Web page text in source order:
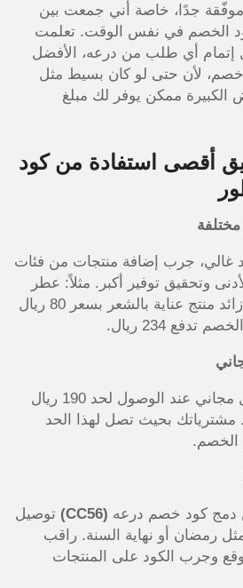
موفّقة جدًا، خاصة أني جمعت بين
الخصم في نفس الوقت. تعلمت
إتمام أي طلب من درعه، الأفضل
خصم، لأن حتى لو كان بسيط مثل
الكبيرة ممكن يوفر لك مبلغ
أقصى استفادة من كود
غالي، جرب إضافة منتجات من فئات
وتحقيق توفير أكبر. مثلاً: عطر
شرقي بسعر 180 ريال زائد منتج عناية بالشعر بسعر 80 ريال
متجر درعه يقدم توصيل مجاني عند الوصول لحد 190 ريال
بحيث تصل لهذا الحد
الخصم.
دمج كود خصم درعه (CC56)
توصيل
رمضان أو نهاية السنة. راقب
وجرب الكود على المنتجات